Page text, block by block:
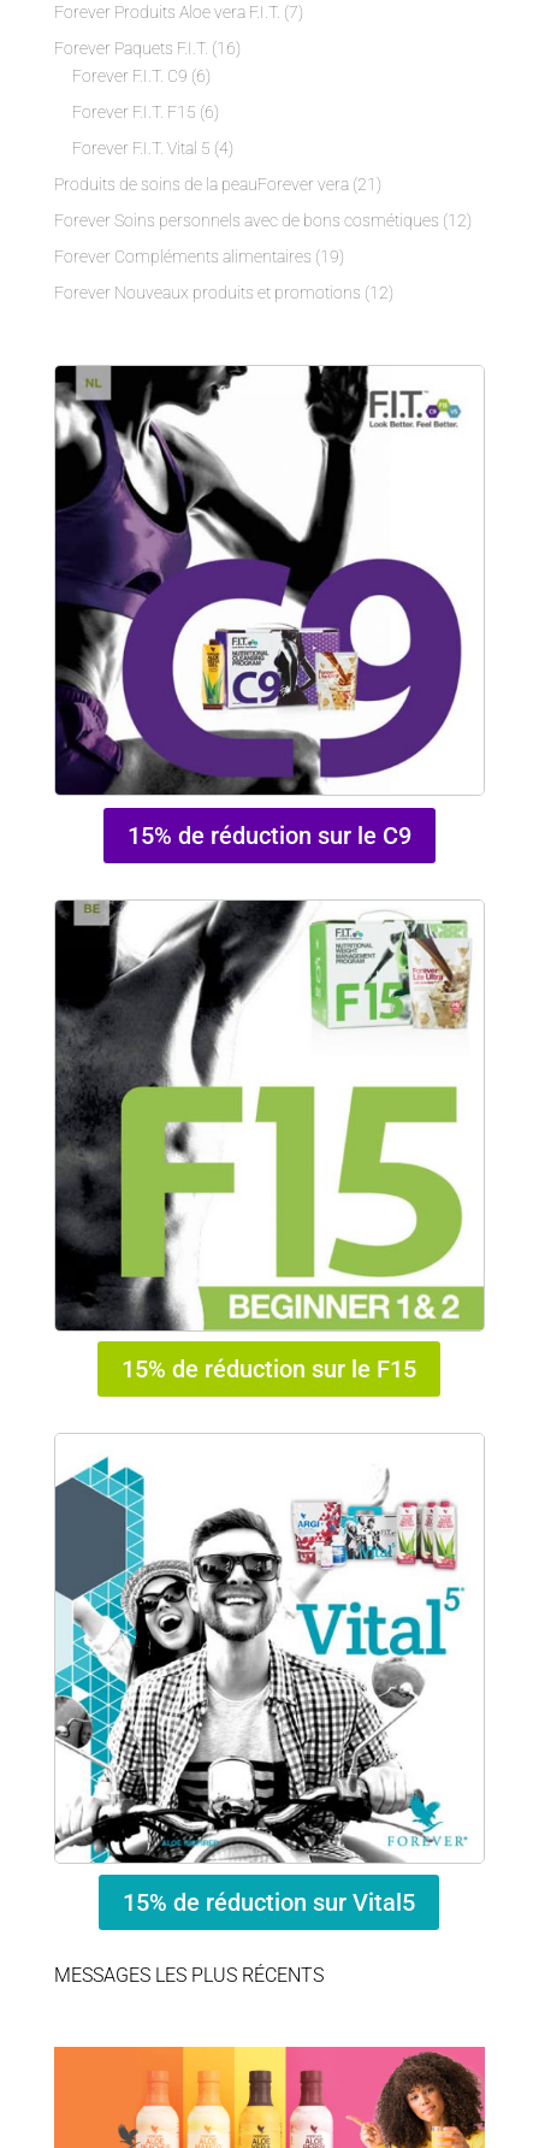
Forever Produits Aloe vera F.I.T. (7)
Forever Paquets F.I.T. (16)
Forever F.I.T. C9 (6)
Forever F.I.T. F15 (6)
Forever F.I.T. Vital 5 (4)
Produits de soins de la peauForever vera (21)
Forever Soins personnels avec de bons cosmétiques (12)
Forever Compléments alimentaires (19)
Forever Nouveaux produits et promotions (12)
15% de réduction sur le C9
15% de réduction sur le F15
15% de réduction sur Vital5
MESSAGES LES PLUS RÉCENTS